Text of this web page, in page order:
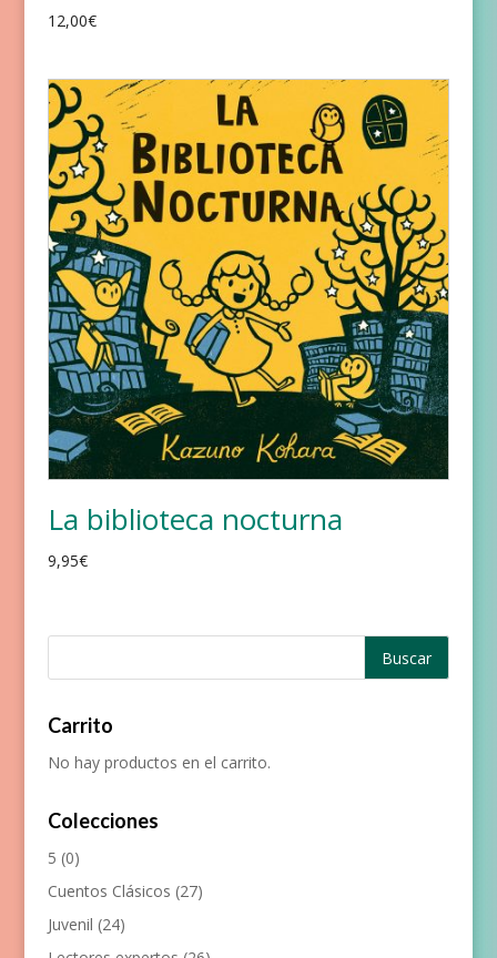
12,00€
La biblioteca nocturna
9,95€
Carrito
No hay productos en el carrito.
Colecciones
5 (0)
Cuentos Clásicos (27)
Juvenil (24)